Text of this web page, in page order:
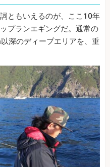
ともいえるのが、ここ10年
プランエギングだ。通常の
深のディープエリアを、重